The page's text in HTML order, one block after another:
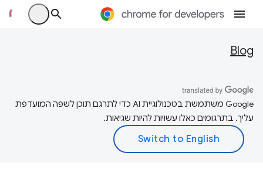
Blog
‫Google משתמשת בטכנולוגיית AI כדי לתרגם תוכן לשפה המועדפת
עליך. בתרגומים כאלו עשויות להיות שגיאות.